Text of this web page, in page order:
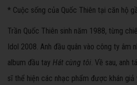
* Cuộc sống của Quốc Thiên tại căn hộ
Trần Quốc Thiên sinh năm 1988, từng
Idol 2008. Anh đầu quân vào công ty âm
album đầu tay Hát cùng tôi. Về sau, anh
sĩ thể hiện các nhạc phẩm được khán giả